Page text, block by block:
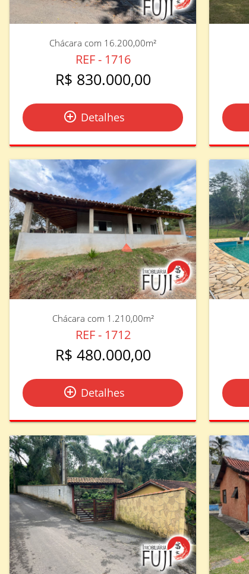
Chácara com 16.200,00m²
REF - 1716
R$ 830.000,00
add_circle_outline Detalhes
Chácara com 1.210,00m²
REF - 1712
R$ 480.000,00
add_circle_outline Detalhes